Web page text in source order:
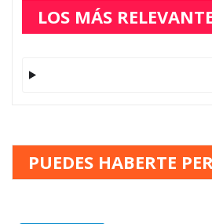
LOS MÁS
PUEDES HABERTE